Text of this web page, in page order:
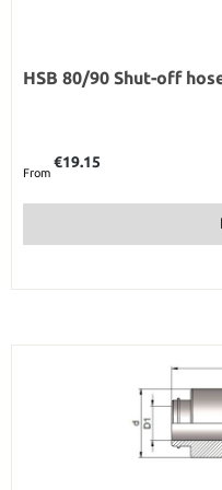
HSB 80/90 Shut-off
From
€19.15